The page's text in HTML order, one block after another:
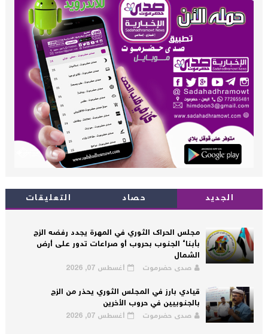
الجديد حصاد التعليقات
مجلس الحراك الثوري في المهرة يجدد رفضه الزج
بأبناء الجنوب بحروب أو صراعات تدور على أرض
الشمال
صدى حضرموت أغسطس 07, 2026
قيادي بارز في المجلس الثوري يحذر من الزج
بالجنوبيين في حروب الأخرين
صدى حضرموت أغسطس 07, 2026